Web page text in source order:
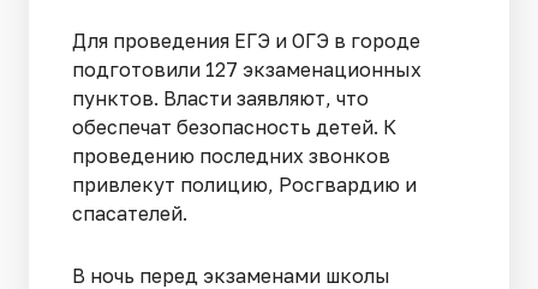
Для проведения ЕГЭ и ОГЭ в городе
подготовили 127 экзаменационных
пунктов. Власти заявляют, что
обеспечат безопасность детей. К
проведению последних звонков
привлекут полицию, Росгвардию и
спасателей.
В ночь перед экзаменами школы